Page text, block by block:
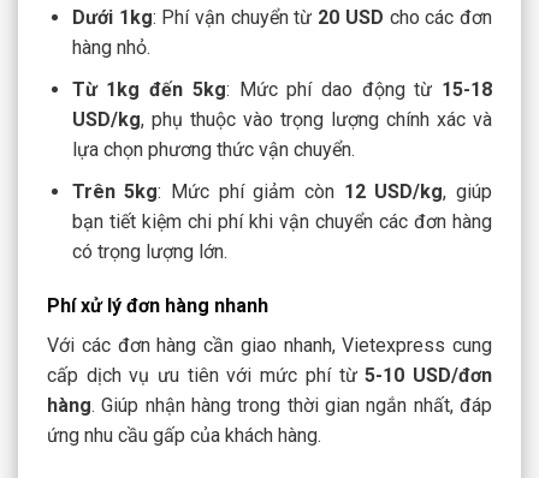
Dưới 1kg: Phí vận chuyển từ 20 USD cho các đơn
hàng nhỏ.
Từ 1kg đến 5kg: Mức phí dao động từ 15-18
USD/kg, phụ thuộc vào trọng lượng chính xác và
lựa chọn phương thức vận chuyển.
Trên 5kg: Mức phí giảm còn 12 USD/kg, giúp
bạn tiết kiệm chi phí khi vận chuyển các đơn hàng
có trọng lượng lớn.
Phí xử lý đơn hàng nhanh
Với các đơn hàng cần giao nhanh, Vietexpress cung
cấp dịch vụ ưu tiên với mức phí từ5-10 USD/đơn
hàng. Giúp nhận hàng trong thời gian ngắn nhất, đáp
ứng nhu cầu gấp của khách hàng.